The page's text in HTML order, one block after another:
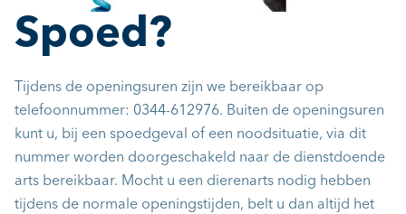
Spoed?
Tijdens de openingsuren zijn we bereikbaar op
telefoonnummer: 0344-612976. Buiten de openingsuren
kunt u, bij een spoedgeval of een noodsituatie, via dit
nummer worden doorgeschakeld naar de dienstdoende
arts bereikbaar. Mocht u een dierenarts nodig hebben
tijdens de normale openingstijden, belt u dan altijd het